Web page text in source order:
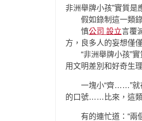
非洲舉牌小孩”實質是
假如錄制這一類錄
慎公司 設立言覆
方，良多人的妄想僅
“非洲舉牌小孩”實
用文明差別和好奇生
一塊小“齊……”就在
的口號……比來，這類
有的連忙道：“兩個